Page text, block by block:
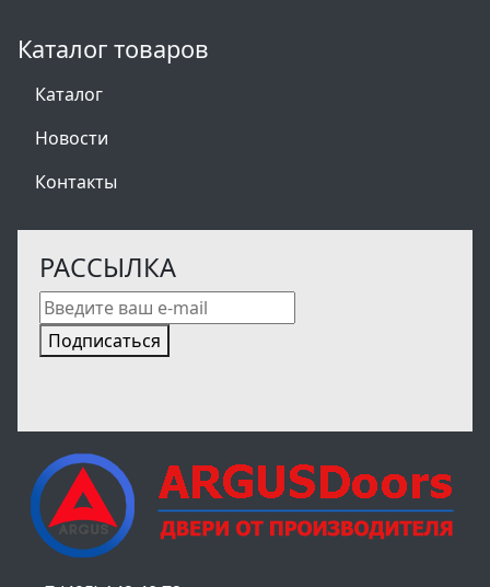
Каталог товаров
Каталог
Новости
Контакты
РАССЫЛКА
Подписаться